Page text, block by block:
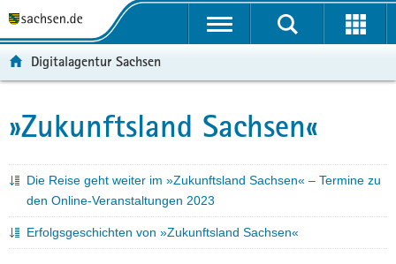
t
ü
r
e
t
n
a
t
p
n
t
e
r
m
t
-
i
c
Digitalagentur Sachsen
Hauptinhalt
»Zukunftsland Sachsen«
Die Reise geht weiter im »Zukunftsland Sachsen« – Termine zu
den Online-Veranstaltungen 2023
Erfolgsgeschichten von »Zukunftsland Sachsen«